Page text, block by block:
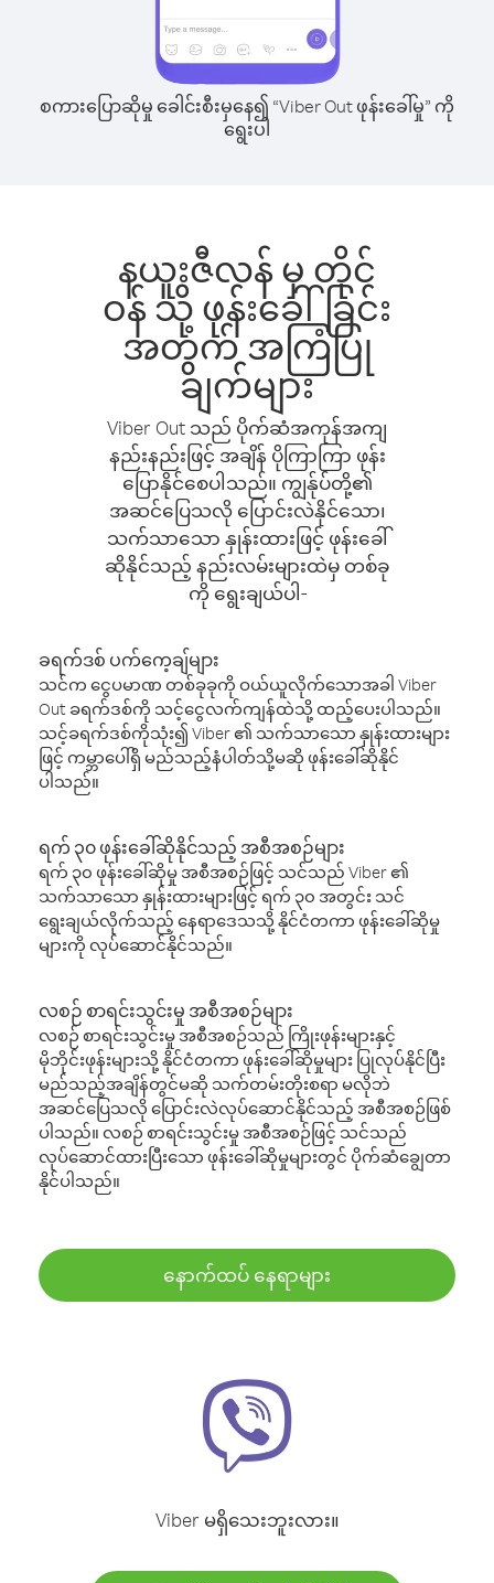
စကားပြောဆိုမှု ခေါင်းစီးမှနေ၍ “Viber Out ဖုန်းခေါ်မှု” ကို
ရွေးပါ
နယူးဇီလန် မှ တိုင်
ဝန် သို့ ဖုန်းခေါ်ခြင်း
အတွက် အကြံပြု
ချက်များ
Viber Out သည် ပိုက်ဆံအကုန်အကျ
နည်းနည်းဖြင့် အချိန် ပိုကြာကြာ ဖုန်း
ပြောနိုင်စေပါသည်။ ကျွန်ုပ်တို့၏
အဆင်ပြေသလို ပြောင်းလဲနိုင်သော၊
သက်သာသော နှုန်းထားဖြင့် ဖုန်းခေါ်
ဆိုနိုင်သည့် နည်းလမ်းများထဲမှ တစ်ခု
ကို ရွေးချယ်ပါ-
ခရက်ဒစ် ပက်ကေ့ချ်များ
သင်က ငွေပမာဏ တစ်ခုခုကို ဝယ်ယူလိုက်သောအခါ Viber
Out ခရက်ဒစ်ကို သင့်ငွေလက်ကျန်ထဲသို့ ထည့်ပေးပါသည်။
သင့်ခရက်ဒစ်ကိုသုံး၍ Viber ၏ သက်သာသော နှုန်းထားများ
ဖြင့် ကမ္ဘာပေါ်ရှိ မည်သည့်နံပါတ်သို့မဆို ဖုန်းခေါ်ဆိုနိုင်
ပါသည်။
ရက် ၃၀ ဖုန်းခေါ်ဆိုနိုင်သည့် အစီအစဉ်များ
ရက် ၃၀ ဖုန်းခေါ်ဆိုမှု အစီအစဉ်ဖြင့် သင်သည် Viber ၏
သက်သာသော နှုန်းထားများဖြင့် ရက် ၃၀ အတွင်း သင်
ရွေးချယ်လိုက်သည့် နေရာဒေသသို့ နိုင်ငံတကာ ဖုန်းခေါ်ဆိုမှု
များကို လုပ်ဆောင်နိုင်သည်။
လစဉ် စာရင်းသွင်းမှု အစီအစဉ်များ
လစဉ် စာရင်းသွင်းမှု အစီအစဉ်သည် ကြိုးဖုန်းများနှင့်
မိုဘိုင်းဖုန်းများသို့ နိုင်ငံတကာ ဖုန်းခေါ်ဆိုမှုများ ပြုလုပ်နိုင်ပြီး
မည်သည့်အချိန်တွင်မဆို သက်တမ်းတိုးစရာ မလိုဘဲ
အဆင်ပြေသလို ပြောင်းလဲလုပ်ဆောင်နိုင်သည့် အစီအစဉ်ဖြစ်
ပါသည်။ လစဉ် စာရင်းသွင်းမှု အစီအစဉ်ဖြင့် သင်သည်
လုပ်ဆောင်ထားပြီးသော ဖုန်းခေါ်ဆိုမှုများတွင် ပိုက်ဆံချွေတာ
နိုင်ပါသည်။
နောက်ထပ် နေရာများ
Viber မရှိသေးဘူးလား။